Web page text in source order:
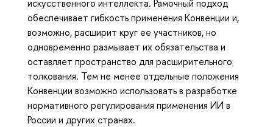
искусственного интеллекта. Рамочный подход
обеспечивает гибкость применения Конвенции и,
возможно, расширит круг ее участников, но
одновременно размывает их обязательства и
оставляет пространство для расширительного
толкования. Тем не менее отдельные положения
Конвенции возможно использовать в разработке
нормативного регулирования применения ИИ в
России и других странах.